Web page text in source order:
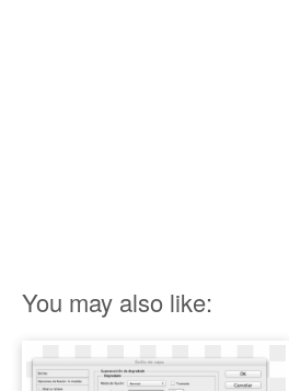
You may also like: